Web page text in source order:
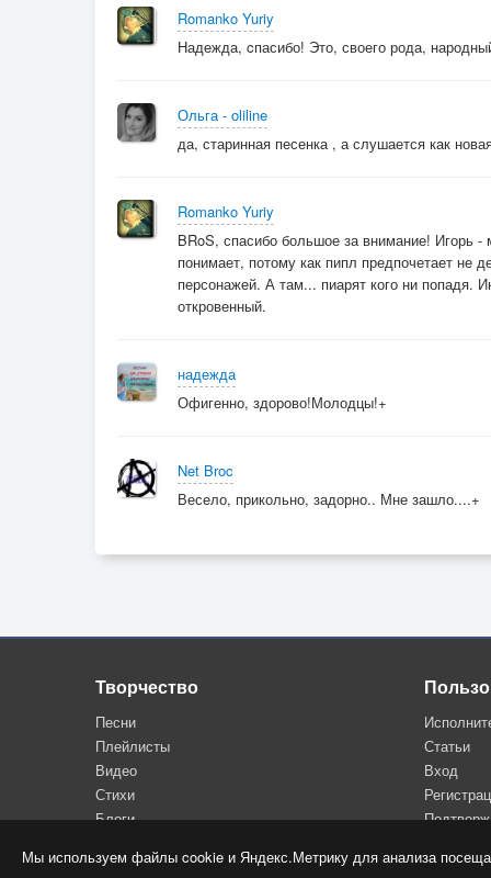
Мы используем файлы cookie и Яндекс.Метрику для анализа
Romanko Yuriy
Надежда, cпасибо! Это, своего рода,
Ольга - oliline
да, старинная песенка , а слушается как
Romanko Yuriy
BRoS, спасибо большое за внимание! Игорь
понимает, потому как пипл предпочетает не
персонажей. А там... пиарят кого ни попадя.
откровенный.
надежда
Офигенно, здорово!Молодцы!+
Net Broc
Весело, прикольно, задорно.. Мне зашло....+
Творчество
Песни
Плейлисты
Видео
Стихи
Блоги
Статьи
Вход